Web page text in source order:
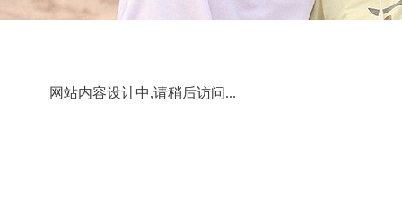
网站内容设计中,请稍后访问...